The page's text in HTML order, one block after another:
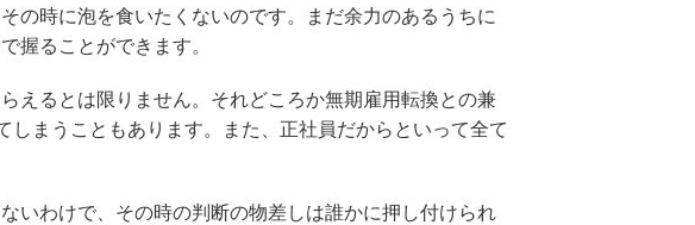
の時に泡を食いたくないのです。まだ余力のあるうちに
握ることができます。
えるとは限りません。それどころか無期雇用転換との兼
まうこともあります。また、正社員だからといって全て
いわけで、その時の判断の物差しは誰かに押し付けられ